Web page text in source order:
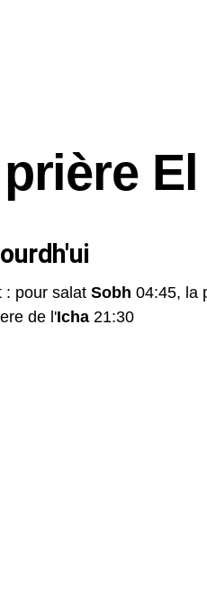
: pour salat Sobh 04:45, la
de l'Icha 21:30